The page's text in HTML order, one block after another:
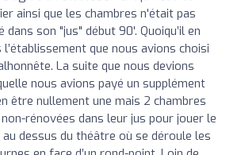
ainsi que les chambres n'était pas
son "jus" début 90'. Quoiqu’il en
l’établissement que nous avions choisi
La suite que nous devions
nous avions payé un supplément
être nullement une mais 2 chambres
rénovées dans leur jus pour jouer le
dessus du théâtre où se déroule les